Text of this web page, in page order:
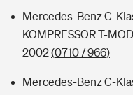
Mercedes-Benz C-
KOMPRESSOR T-
2002(0710 / 966)
Mercedes-Benz C-